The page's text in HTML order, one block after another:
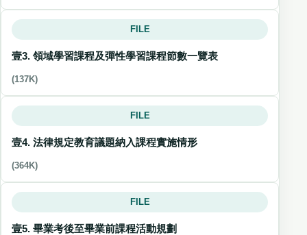
FILE
壹3. 領域學習課程及彈性學習課程節數一覽表
(137K)
FILE
壹4. 法律規定教育議題納入課程實施情形
(364K)
FILE
壹5. 畢業考後至畢業前課程活動規劃